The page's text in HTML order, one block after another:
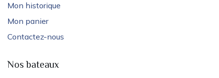
Mon historique
Mon panier
Contactez-nous
Nos bateaux